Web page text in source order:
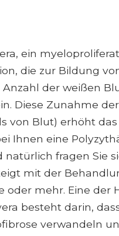
ein
die zur Bildung
Anzahl der weißen
Diese Zunahme
von Blut) erhöht
Ihnen eine
natürlich fragen Sie
mit der
oder mehr. Eine
besteht darin,
verwandeln